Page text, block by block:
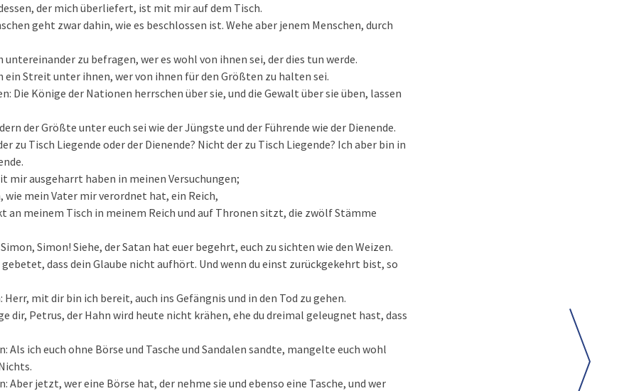
der mich überliefert, ist mit mir auf dem Tisch.
geht zwar dahin, wie es beschlossen ist. Wehe aber jenem Menschen, durch
untereinander zu befragen, wer es wohl von ihnen sei, der dies tun werde.
ein Streit unter ihnen, wer von ihnen für den Größten zu halten sei.
Die Könige der Nationen herrschen über sie, und die Gewalt über sie üben, lassen
der Größte unter euch sei wie der Jüngste und der Führende wie der Dienende.
zu Tisch Liegende oder der Dienende? Nicht der zu Tisch Liegende? Ich aber bin in
mir ausgeharrt haben in meinen Versuchungen;
wie mein Vater mir verordnet hat, ein Reich,
an meinem Tisch in meinem Reich und auf Thronen sitzt, die zwölf Stämme
Simon! Siehe, der Satan hat euer begehrt, euch zu sichten wie den Weizen.
dass dein Glaube nicht aufhört. Und wenn du einst zurückgekehrt bist, so
Herr, mit dir bin ich bereit, auch ins Gefängnis und in den Tod zu gehen.
dir, Petrus, der Hahn wird heute nicht krähen, ehe du dreimal geleugnet hast, dass
Als ich euch ohne Börse und Tasche und Sandalen sandte, mangelte euch wohl
Aber jetzt, wer eine Börse hat, der nehme sie und ebenso eine Tasche, und wer